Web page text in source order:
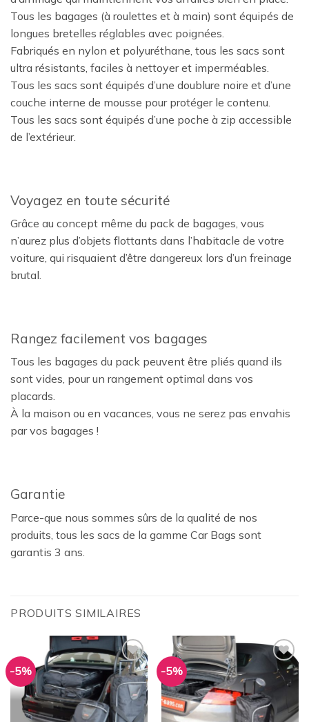
Tous les bagages (à roulettes et à main) sont équipés de
longues bretelles réglables avec poignées.
Fabriqués en nylon et polyuréthane, tous les sacs sont
ultra résistants, faciles à nettoyer et imperméables.
Tous les sacs sont équipés d’une doublure noire et d’une
couche interne de mousse pour protéger le contenu.
Tous les sacs sont équipés d’une poche à zip accessible
de l’extérieur.
Voyagez en toute sécurité
Grâce au concept même du pack de bagages, vous
n’aurez plus d’objets flottants dans l’habitacle de votre
voiture, qui risquaient d’être dangereux lors d’un freinage
brutal.
Rangez facilement vos bagages
Tous les bagages du pack peuvent être pliés quand ils
sont vides, pour un rangement optimal dans vos
placards.
À la maison ou en vacances, vous ne serez pas envahis
par vos bagages !
Garantie
Parce-que nous sommes sûrs de la qualité de nos
produits, tous les sacs de la gamme Car Bags sont
garantis 3 ans.
PRODUITS SIMILAIRES
-5%
Ajouter
à la
wishlist
-5%
Ajouter
à la
wishlist